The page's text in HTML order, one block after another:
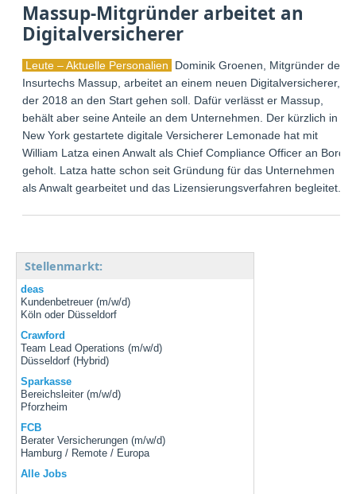
Massup-Mitgründer arbeitet an
Digitalversicherer
Leute – Aktuelle Personalien
Dominik Groenen, Mitgründer des
Insurtechs Massup, arbeitet an einem neuen Digitalversicherer,
der 2018 an den Start gehen soll. Dafür verlässt er Massup,
behält aber seine Anteile an dem Unternehmen. Der kürzlich in
New York gestartete digitale Versicherer Lemonade hat mit
William Latza einen Anwalt als Chief Compliance Officer an Bord
geholt. Latza hatte schon seit Gründung für das Unternehmen
als Anwalt gearbeitet und das Lizensierungsverfahren begleitet.
Stellenmarkt:
deas
Kundenbetreuer (m/w/d)
Köln oder Düsseldorf
Crawford
Team Lead Operations (m/w/d)
Düsseldorf (Hybrid)
Sparkasse
Bereichsleiter (m/w/d)
Pforzheim
FCB
Berater Versicherungen (m/w/d)
Hamburg / Remote / Europa
Alle Jobs